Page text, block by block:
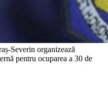
Severin organizează
pentru ocuparea a 30 de